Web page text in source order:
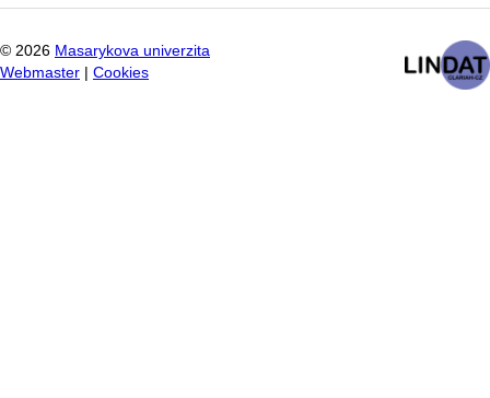
© 2026 Masarykova univerzita
Webmaster
Cookies